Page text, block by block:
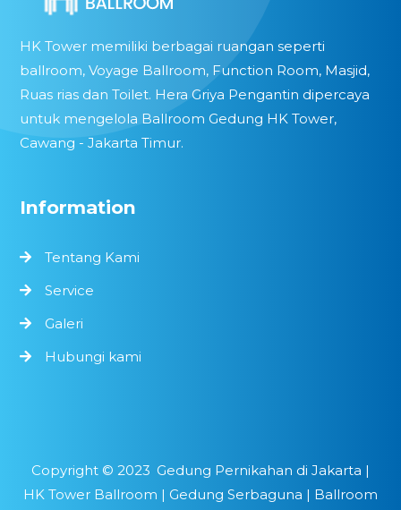
HK Tower memiliki berbagai ruangan seperti
ballroom, Voyage Ballroom, Function Room, Masjid,
Ruas rias dan Toilet. Hera Griya Pengantin dipercaya
untuk mengelola Ballroom Gedung HK Tower,
Cawang - Jakarta Timur.
Information
Tentang Kami
Service
Galeri
Hubungi kami
Copyright © 2023 Gedung Pernikahan di Jakarta |
HK Tower Ballroom | Gedung Serbaguna | Ballroom